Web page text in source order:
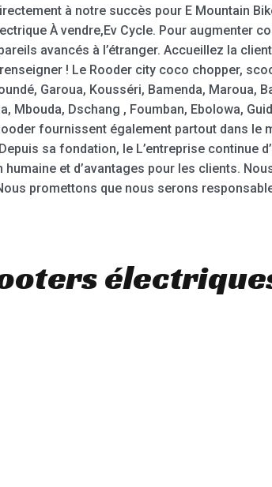
à notre succès pour E Mountain
À vendre,Ev Cycle. Pour augmenter
avancés à l’étranger. Accueillez la
! Le Rooder city coco chopper,
Garoua, Kousséri, Bamenda, Maroua,
Mbouda, Dschang , Foumban, Ebolowa,
fournissent également partout dans le
sa fondation, le L’entreprise continue
humaine et d’avantages pour les clients.
promettons que nous serons